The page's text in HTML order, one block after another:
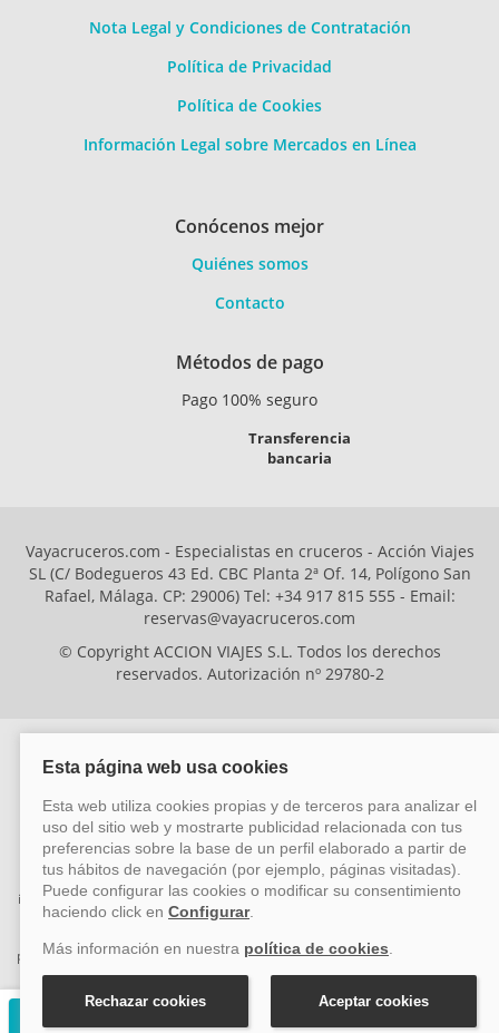
Nota Legal y Condiciones de Contratación
Política de Privacidad
Política de Cookies
Información Legal sobre Mercados en Línea
Conócenos mejor
Quiénes somos
Contacto
Métodos de pago
Pago 100% seguro
Transferencia
bancaria
Vayacruceros.com - Especialistas en cruceros - Acción Viajes
SL (C/ Bodegueros 43 Ed. CBC Planta 2ª Of. 14, Polígono San
Rafael, Málaga. CP: 29006) Tel: +34 917 815 555 - Email:
reservas@vayacruceros.com
© Copyright ACCION VIAJES S.L. Todos los derechos
reservados. Autorización nº 29780-2
ACCION VIAJES SL ha sido beneficiaria del Fondo Europeo de Desarrollo
Regional (FEDER), cuyo objetivo es mejorar la competitividad de las pymes
mediante el impulso de la innovación, el desarrollo tecnológico, la
investigación de calidad y el uso seguro y fiable del ciberespacio. Gracias a
esta financiación, la empresa ha puesto en marcha un Plan de Acción
promoviendo la innovación y la ciberseguridad. Para ello, ha contado con el
apoyo de los programas Pyme Innova y Pyme Cibersegura de la Cámara
de Comercio de Málaga. #EuropaSeSiente